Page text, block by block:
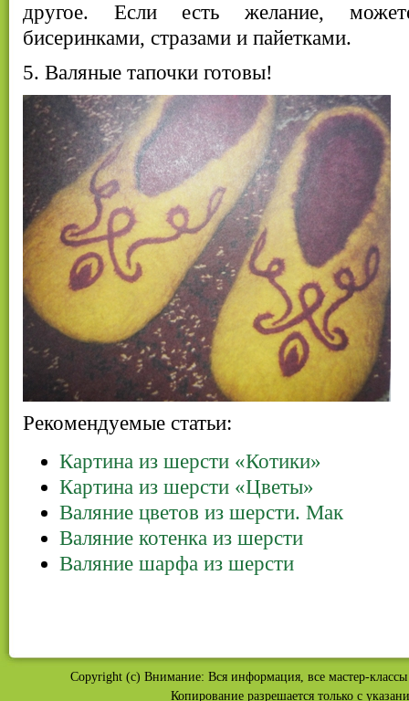
другое. Если есть желание,
бисеринками, стразами и пайетками.
5. Валяные тапочки готовы!
Рекомендуемые статьи:
Картина из шерсти «Котики»
Картина из шерсти «Цветы»
Валяние цветов из шерсти. Мак
Валяние котенка из шерсти
Валяние шарфа из шерсти
Copyright (c) Внимание: Вся информация, все мастер-
Копирование разрешается только с